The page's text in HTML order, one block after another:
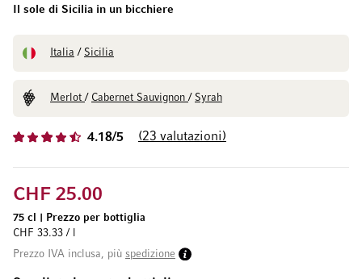
4.18/5 23 valutazioni
Il sole di Sicilia in un bicchiere
Italia / Sicilia
Merlot/ Cabernet Sauvignon/ Syrah
CHF 25.00
75 cl
Prezzo per bottiglia
CHF 33.33 / l
Prezzo IVA inclusa, più spedizione